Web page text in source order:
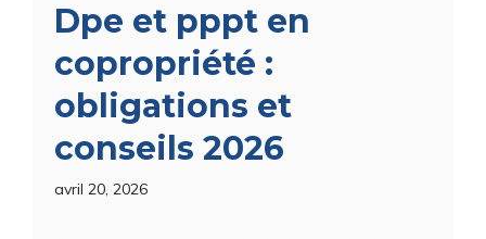
Dpe et pppt en
copropriété :
obligations et
conseils 2026
avril 20, 2026